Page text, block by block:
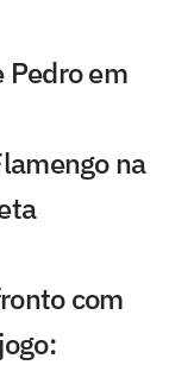
Pedro em
na
com